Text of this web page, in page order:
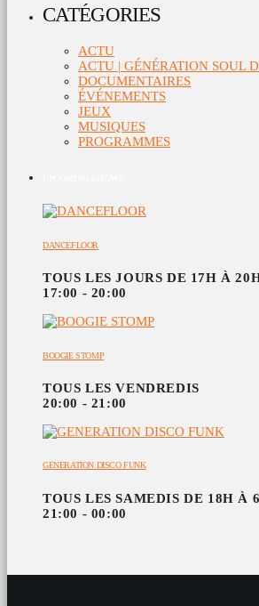
CATÉGORIES
ACTU
ACTU | GÉNÉRATION SOUL
DOCUMENTAIRES
ÉVÉNEMENTS
JEUX
MUSIQUES
PROGRAMMES
DANCEFLOOR
TOUS LES JOURS DE 17H À
17:00 - 20:00
BOOGIE STOMP
TOUS LES VENDREDIS
20:00 - 21:00
GENERATION DISCO FUNK
TOUS LES SAMEDIS DE 18H À
21:00 - 00:00